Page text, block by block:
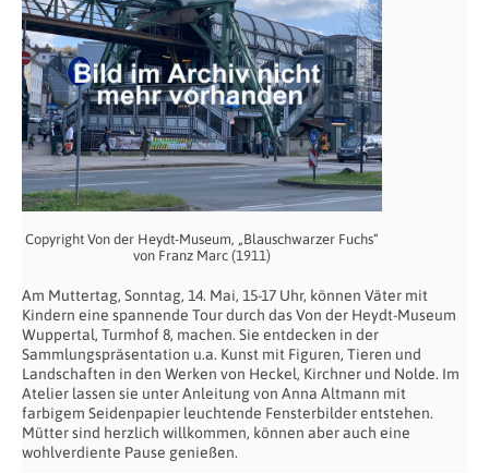
Copyright Von der Heydt-Museum, „Blauschwarzer Fuchs“
von Franz Marc (1911)
Am Muttertag, Sonntag, 14. Mai, 15-17 Uhr, können Väter mit
Kindern eine spannende Tour durch das Von der Heydt-Museum
Wuppertal, Turmhof 8, machen. Sie entdecken in der
Sammlungspräsentation u.a. Kunst mit Figuren, Tieren und
Landschaften in den Werken von Heckel, Kirchner und Nolde. Im
Atelier lassen sie unter Anleitung von Anna Altmann mit
farbigem Seidenpapier leuchtende Fensterbilder entstehen.
Mütter sind herzlich willkommen, können aber auch eine
wohlverdiente Pause genießen.